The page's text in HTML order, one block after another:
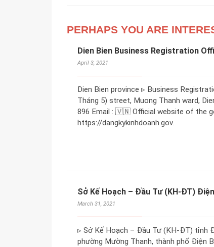
PERHAPS YOU ARE
Dien Bien Business Registration
April 3, 2021
Dien Bien province ▹ Business
Tháng 5) street, Muong Thanh ward,
896 Email : 🇻🇳 Official website of the
https://dangkykinhdoanh.gov.
Sở Kế Hoạch – Đầu Tư (KH-ĐT)
March 31, 2021
▹ Sở Kế Hoạch – Đầu Tư (KH-ĐT) tỉnh
phường Mường Thanh, thành phố Điện